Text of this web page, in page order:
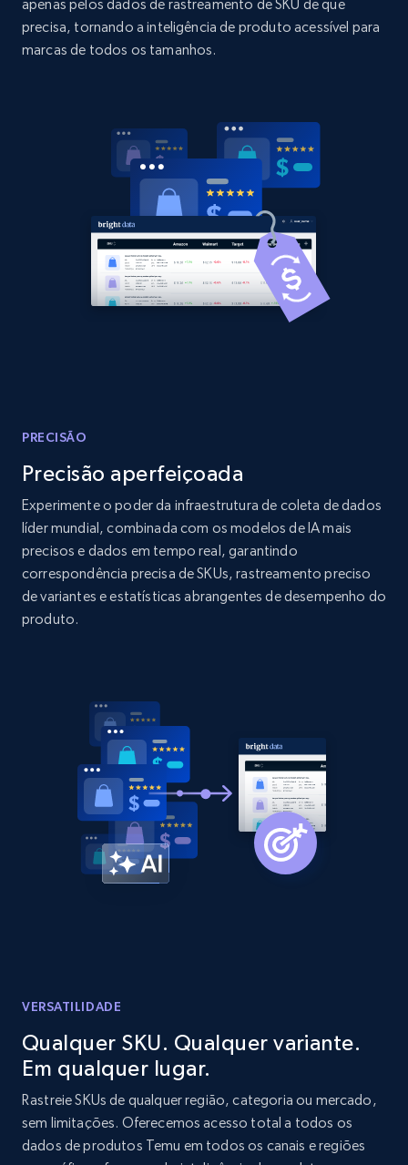
2.1K+ 375+
Amazon products global dataset -
Collecting products by keyword search
Title, Seller name, Brand, Description, Initial
price, Currency, Availability, Reviews count, and
375+ Comece agora
price, Currency, Availability, Reviews count, and
more.
2.1K+ 375+ Comece agora
Amazon products global dataset - Collect
Amazon products by seller URL
2.1K+ 375+ Comece agora
Amazon products global dataset - Collect
products from Brands URLs
Title, Seller name, Brand, Description, Initial
Reviews count shop, Reviews count item, Initial
price, and more.
apenas pelos dados de rastreamento de SKU de que
precisa, tornando a inteligência de produto acessível para
marcas de todos os tamanhos.
PRECISÃO
Precisão aperfeiçoada
Experimente o poder da infraestrutura de coleta de dados
líder mundial, combinada com os modelos de IA mais
precisos e dados em tempo real, garantindo
correspondência precisa de SKUs, rastreamento preciso
de variantes e estatísticas abrangentes de desempenho do
produto.
VERSATILIDADE
Qualquer SKU. Qualquer variante.
Em qualquer lugar.
Rastreie SKUs de qualquer região, categoria ou mercado,
sem limitações. Oferecemos acesso total a todos os
dados de produtos Temu em todos os canais e regiões